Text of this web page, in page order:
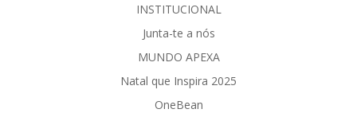
INSTITUCIONAL
Junta-te a nós
MUNDO APEXA
Natal que Inspira 2025
OneBean